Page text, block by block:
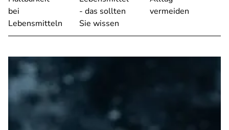
bei
Lebensmitteln
- das sollten
Sie wissen
vermeiden